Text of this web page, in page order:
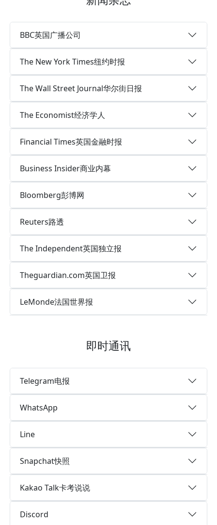
BBC英国广播公司
The New York Times纽约时报
The Wall Street Journal华尔街日报
The Economist经济学人
Financial Times英国金融时报
Business Insider商业内幕
Bloomberg彭博网
Reuters路透
The Independent英国独立报
Theguardian.com英国卫报
LeMonde法国世界报
即时通讯
Telegram电报
WhatsApp
Line
Snapchat快照
Kakao Talk卡考说说
Discord